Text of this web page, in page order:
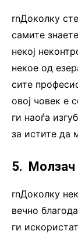
rnДоколку
самите
некој
некое од
сите
овој човек е
ги наоѓа
за истите да
5. Молзач
rnДоколку
вечно
ги